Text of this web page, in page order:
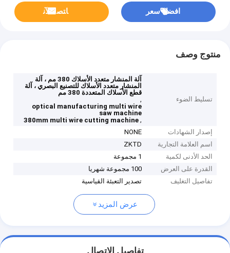
افضل سعر ﺎﺘﺼﻟ ﺍﻶﻧ
منتوج وصف
تسليط الضوء
آلة المنشار متعدد الأسلاك 380 مم ، آلة
المنشار متعدد الأسلاك للتصنيع البصري ، آلة
قطع الأسلاك المتعددة 380 مم
,
optical manufacturing multi wire
saw machine
,
380mm multi wire cutting machine
إصدار الشهادات
NONE
اسم العلامة التجارية
ZKTD
الحد الأدنى لكمية
1 مجموعة
القدرة على العرض
100 مجموعة شهريا
تفاصيل التغليف
تصدير التعبئة القياسية
عرض المزيد